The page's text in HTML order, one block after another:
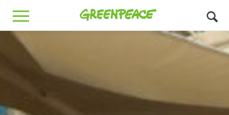
Greenpeace
MENU